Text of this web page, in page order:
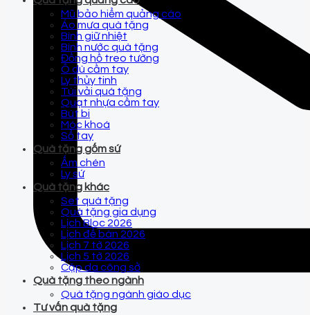
Mũ bảo hiểm quảng cáo
Áo mưa quà tặng
Bình giữ nhiệt
Bình nước quà tặng
Đồng hồ treo tường
Ô dù cầm tay
Ly thủy tinh
Túi vải quà tặng
Quạt nhựa cầm tay
Bút bi
Móc khoá
Sổ tay
Quà tặng gốm sứ
Ấm chén
Ly sứ
Quà tặng khác
Set quà tặng
Quà tặng gia dụng
Lịch Bloc 2026
Lịch để bàn 2026
Lịch 7 tờ 2026
Lịch 5 tờ 2026
Cặp da công sở
Quà tặng theo ngành
Quà tặng ngành giáo dục
Tư vấn quà tặng